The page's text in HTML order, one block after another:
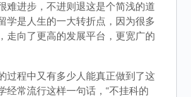
难进步，不进则退这是个简浅的道
学是人生的一大转折点，因为很多
走向了更高的发展平台，更宽广的
过程中又有多少人能真正做到了这
经常流行这样一句话，“不挂科的